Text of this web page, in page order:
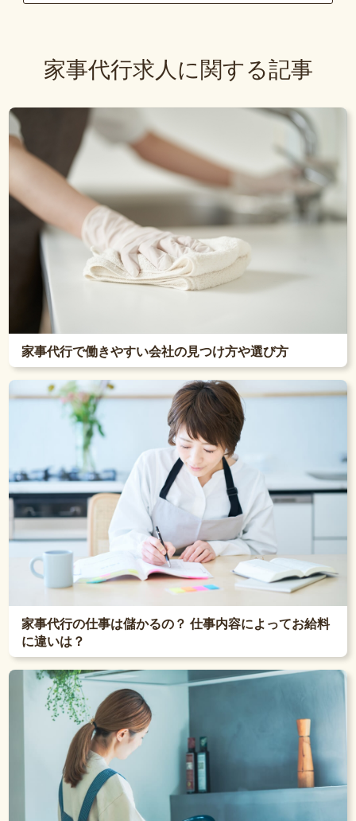
家事代行求人に関する記事
家事代行で働きやすい会社の見つけ方や選び方
家事代行の仕事は儲かるの？ 仕事内容によってお給料
に違いは？